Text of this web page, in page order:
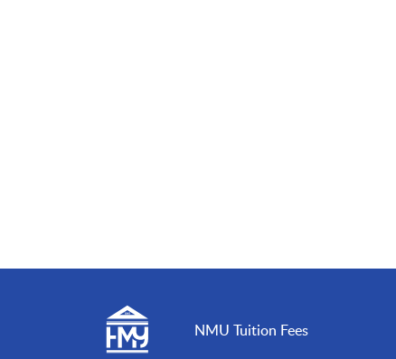
NMU Tuition Fees